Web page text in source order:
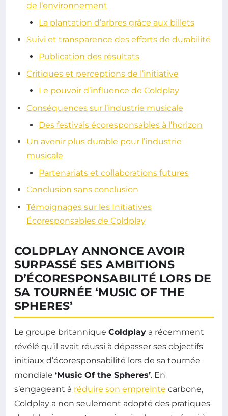
de l’environnement
La plantation d’arbres grâce aux billets
Suivi et transparence des efforts de durabilité
Publication des résultats
Critiques et perceptions de l’initiative
Le pouvoir d’influence de Coldplay
Conséquences sur l’industrie musicale
Des festivals écoresponsables à l’horizon
Un avenir plus durable pour l’industrie
musicale
Partenariats et collaborations futures
Conclusion sans conclusion
Témoignages sur les Initiatives
Écoresponsables de Coldplay
COLDPLAY ANNONCE AVOIR
SURPASSÉ SES AMBITIONS
D’ÉCORESPONSABILITÉ LORS DE
SA TOURNÉE ‘MUSIC OF THE
SPHERES’
Le groupe britannique Coldplay a récemment
révélé qu’il avait réussi à dépasser ses objectifs
initiaux d’écoresponsabilité lors de sa tournée
mondiale ‘Music Of the Spheres’. En
s’engageant à réduire son empreinte carbone,
Coldplay a non seulement adopté des pratiques